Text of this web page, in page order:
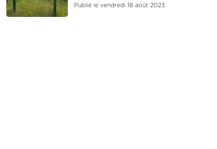
Publié le vendredi 18 août 2023